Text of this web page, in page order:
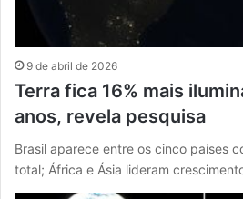
9 de abril de 2026
Terra fica 16% mais
anos, revela pesquisa
Brasil aparece entre os cinco países
total; África e Ásia lideram